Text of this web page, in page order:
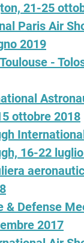
21-25
Paris Air
2019
-
ottobre 2018
16-22
& Defense
2017